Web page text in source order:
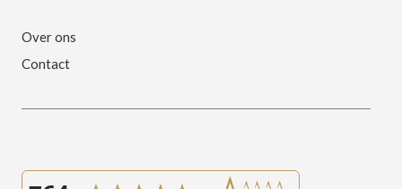
Over ons
Contact